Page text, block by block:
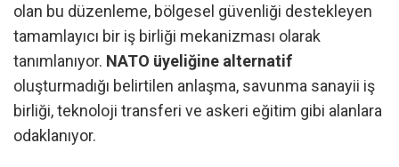
olan bu düzenleme, bölgesel güvenliği destekleyen
tamamlayıcı bir iş birliği mekanizması olarak
tanımlanıyor. NATO üyeliğine alternatif
oluşturmadığı belirtilen anlaşma, savunma sanayii iş
birliği, teknoloji transferi ve askeri eğitim gibi alanlara
odaklanıyor.